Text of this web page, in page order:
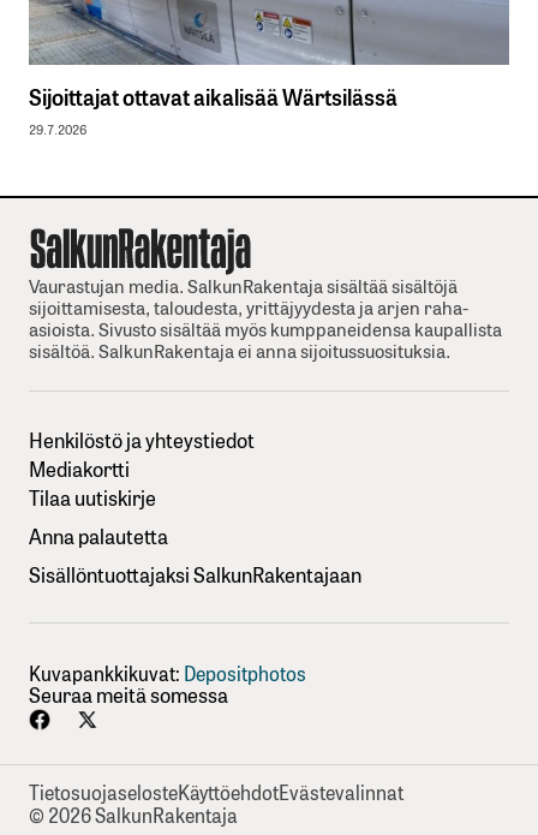
Sijoittajat ottavat aikalisää Wärtsilässä
29.7.2026
Vaurastujan media. SalkunRakentaja sisältää sisältöjä
sijoittamisesta, taloudesta, yrittäjyydesta ja arjen raha-
asioista. Sivusto sisältää myös kumppaneidensa kaupallista
sisältöä. SalkunRakentaja ei anna sijoitussuosituksia.
Henkilöstö ja yhteystiedot
Mediakortti
Tilaa uutiskirje
Anna palautetta
Sisällöntuottajaksi SalkunRakentajaan
Kuvapankkikuvat: Depositphotos
Seuraa meitä somessa
TietosuojaselosteKäyttöehdotEvästevalinnat
© 2026 SalkunRakentaja